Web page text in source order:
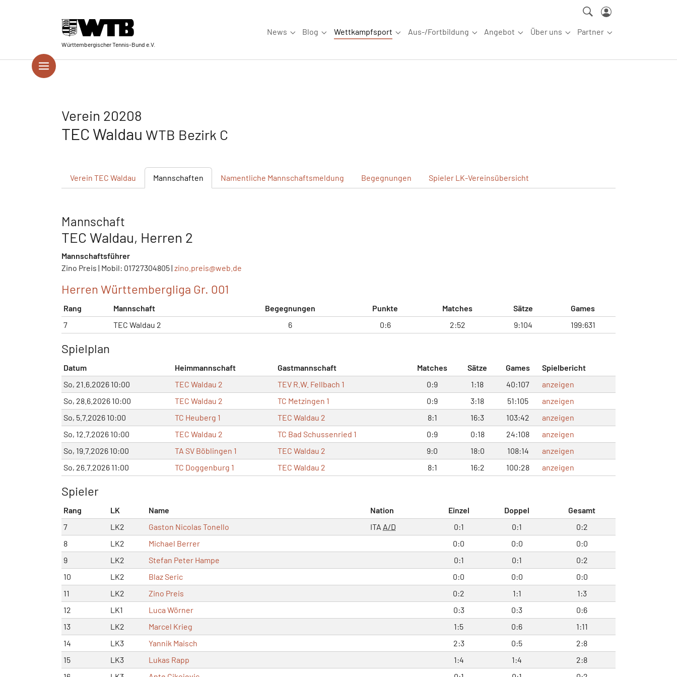
Württembergischer Tennis-Bund e.V.
News
Submenu for "News"
Blog
Submenu for "Blog"
Wettkampfsport
Submenu for "Wettkampfsport"
Aus-/Fortbildung
Submenu for "Aus-/Fortbildung"
Angebot
Submenu for "Angebot"
Über uns
Submenu for "Über uns"
Partner
Submenu for
Verein 20208
TEC Waldau WTB Bezirk C
Verein TEC Waldau Mannschaften Namentliche Mannschaftsmeldung Begegnungen Spieler LK-Vereinsübersicht
Mannschaft
TEC Waldau, Herren 2
Mannschaftsführer
Zino Preis | Mobil: 01727304805 | zino.preis@web.de
Herren Württembergliga Gr. 001
Rang Mannschaft Begegnungen Punkte Matches Sätze
Games
7
TEC Waldau 2 6 0:6 2:52 9:104 199:631
Spielplan
Datum Heimmannschaft Gastmannschaft Matches Sätze Games
Spielbericht
So, 21.6.2026 10:00
TEC Waldau 2 TEV R.W. Fellbach 1 0:9 1:18 40:107
anzeigen
So, 28.6.2026 10:00
TEC Waldau 2 TC Metzingen 1 0:9 3:18 51:105
anzeigen
So, 5.7.2026 10:00
TC Heuberg 1 TEC Waldau 2 8:1 16:3 103:42
anzeigen
So, 12.7.2026 10:00
TEC Waldau 2 TC Bad Schussenried 1 0:9 0:18 24:108
anzeigen
So, 19.7.2026 10:00
TA SV Böblingen 1 TEC Waldau 2 9:0 18:0 108:14
anzeigen
So, 26.7.2026 11:00
TC Doggenburg 1 TEC Waldau 2 8:1 16:2 100:28 anzeigen
Spieler
Rang LK Name Nation Einzel Doppel
Gesamt
7
LK2 Gaston Nicolas Tonello ITA A/D 0:1 0:1
0:2
8
LK2 Michael Berrer 0:0 0:0
0:0
9
LK2 Stefan Peter Hampe 0:1 0:1
0:2
10
LK2 Blaz Seric 0:0 0:0
0:0
11
LK2 Zino Preis 0:2 1:1
1:3
12
LK1 Luca Wörner 0:3 0:3
0:6
13
LK2 Marcel Krieg 1:5 0:6
1:11
14
LK3 Yannik Maisch 2:3 0:5
2:8
15
LK3 Lukas Rapp 1:4 1:4
2:8